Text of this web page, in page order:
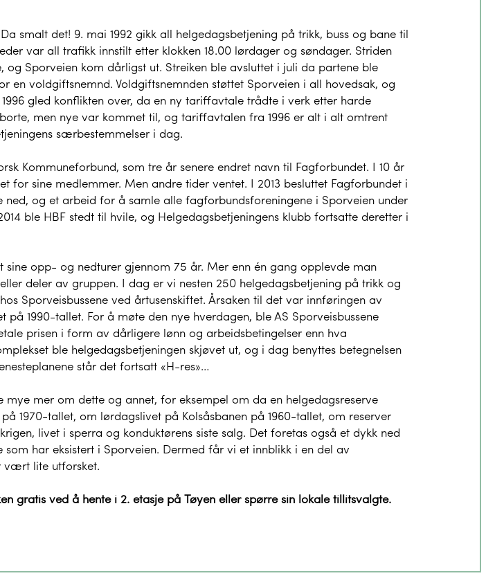
smalt det! 9. mai 1992 gikk all helgedagsbetjening på trikk, buss og bane til
var all trafikk innstilt etter klokken 18.00 lørdager og søndager. Striden
og Sporveien kom dårligst ut. Streiken ble avsluttet i juli da partene ble
en voldgiftsnemnd. Voldgiftsnemnden støttet Sporveien i all hovedsak, og
gled konflikten over, da en ny tariffavtale trådte i verk etter harde
men nye var kommet til, og tariffavtalen fra 1996 er alt i alt omtrent
særbestemmelser i dag.
Kommuneforbund, som tre år senere endret navn til Fagforbundet. I 10 år
for sine medlemmer. Men andre tider ventet. I 2013 besluttet Fagforbundet i
ned, og et arbeid for å samle alle fagforbundsforeningene i Sporveien under
ble HBF stedt til hvile, og Helgedagsbetjeningens klubb fortsatte deretter i
sine opp- og nedturer gjennom 75 år. Mer enn én gang opplevde man
deler av gruppen. I dag er vi nesten 250 helgedagsbetjening på trikk og
Sporveisbussene ved årtusenskiftet. Årsaken til det var innføringen av
på 1990-tallet. For å møte den nye hverdagen, ble AS Sporveisbussene
prisen i form av dårligere lønn og arbeidsbetingelser enn hva
ble helgedagsbetjeningen skjøvet ut, og i dag benyttes betegnelsen
står det fortsatt «H-res»…
mye mer om dette og annet, for eksempel om da en helgedagsreserve
1970-tallet, om lørdagslivet på Kolsåsbanen på 1960-tallet, om reserver
livet i sperra og konduktørens siste salg. Det foretas også et dykk ned
som har eksistert i Sporveien. Dermed får vi et innblikk i en del av
vært lite utforsket.
gratis ved å hente i 2. etasje på Tøyen eller spørre sin lokale tillitsvalgte.